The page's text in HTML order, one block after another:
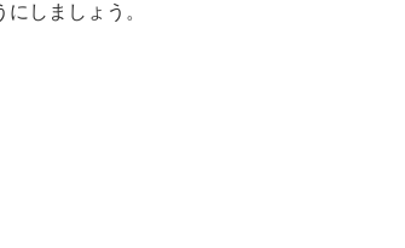
しましょう。